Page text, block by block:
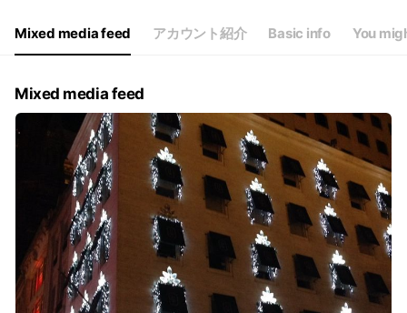
Fri00:00 - 00:00
Sat00:00 - 00:00
10：00～20：00
Mixed media feed アカウント紹介 Basic info You
Mixed media feed